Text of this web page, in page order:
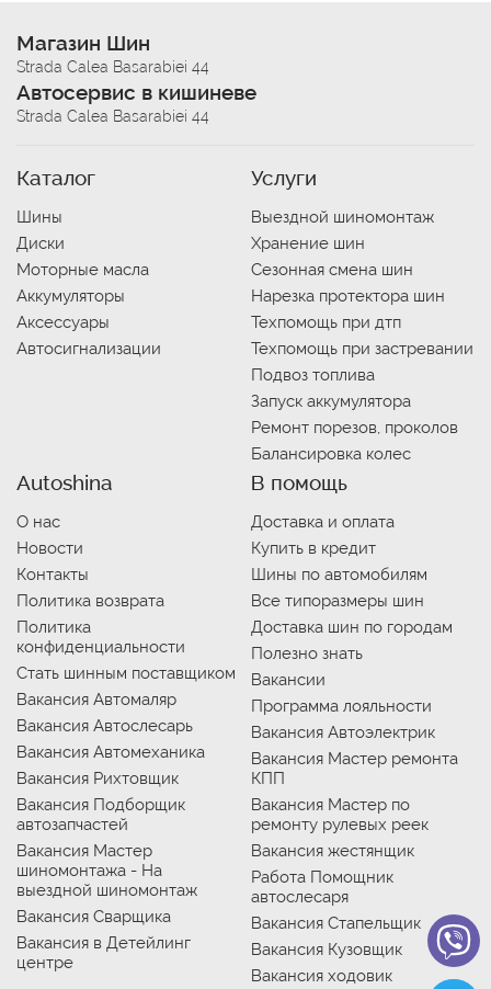
Магазин Шин
Strada Calea Basarabiei 44
Автосервис в кишиневе
Strada Calea Basarabiei 44
Каталог
Шины
Диски
Моторные масла
Аккумуляторы
Аксессуары
Автосигнализации
Услуги
Выездной шиномонтаж
Хранение шин
Сезонная смена шин
Нарезка протектора шин
Техпомощь при дтп
Техпомощь при застревании
Подвоз топлива
Запуск аккумулятора
Ремонт порезов, проколов
Балансировка колес
Autoshina
О нас
Новости
Контакты
Политика возврата
Политика
конфиденциальности
Стать шинным поставщиком
Вакансия Автомаляр
Вакансия Автослесарь
Вакансия Автомеханика
Вакансия Рихтовщик
Вакансия Подборщик
автозапчастей
Вакансия Мастер
шиномонтажа - На
выездной шиномонтаж
Вакансия Сварщика
Вакансия в Детейлинг
центре
В помощь
Доставка и оплата
Купить в кредит
Шины по автомобилям
Все типоразмеры шин
Доставка шин по городам
Полезно знать
Вакансии
Программа лояльности
Вакансия Автоэлектрик
Вакансия Мастер ремонта
КПП
Вакансия Мастер по
ремонту рулевых реек
Вакансия жестянщик
Работа Помощник
автослесаря
Вакансия Стапельщик
Вакансия Кузовщик
Вакансия ходовик